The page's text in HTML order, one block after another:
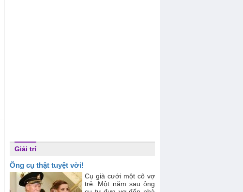
Giải trí
Ông cụ thật tuyệt vời!
Cụ già cưới một cô vợ
trẻ. Một năm sau ông